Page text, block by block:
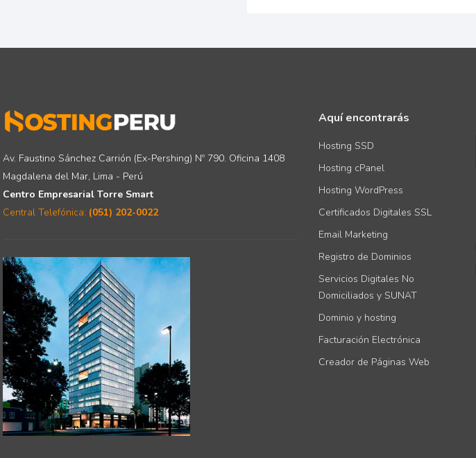
Av. Faustino Sánchez Carrión (Ex-Pershing) Nº 790. Oficina 1408
Magdalena del Mar, Lima - Perú
Centro Empresarial Torre Smart
Central Telefónica: (051) 202-0022
Aquí encontrarás
Hosting SSD
Hosting cPanel
Hosting WordPress
Certificados Digitales SSL
Email Marketing
Registro de Dominios
Servicios Digitales No
Domiciliados y SUNAT
Dominio y hosting
Facturación Electrónica
Creador de Páginas Web